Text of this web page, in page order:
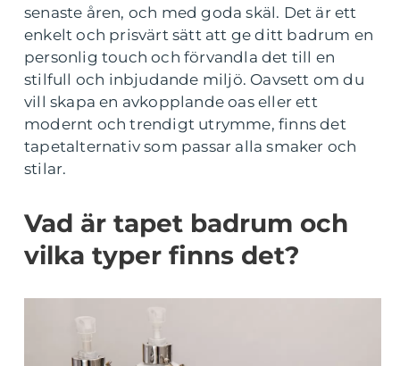
senaste åren, och med goda skäl. Det är ett
enkelt och prisvärt sätt att ge ditt badrum en
personlig touch och förvandla det till en
stilfull och inbjudande miljö. Oavsett om du
vill skapa en avkopplande oas eller ett
modernt och trendigt utrymme, finns det
tapetalternativ som passar alla smaker och
stilar.
Vad är tapet badrum och
vilka typer finns det?